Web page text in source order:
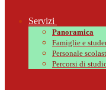
Servizi
Panoramica
Famiglie e
Personale
Percorsi di